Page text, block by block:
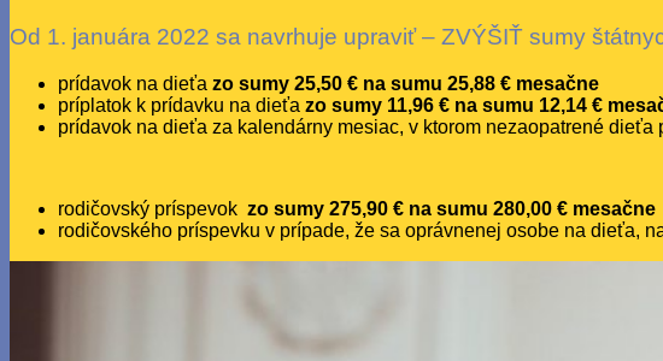
Od 1. januára 2022 sa navrhuje upraviť – ZVÝŠIŤ sumy
prídavok na dieťa zo sumy 25,50 € na sumu 25,88 € mesačne
príplatok k prídavku na dieťa zo sumy 11,96 € na sumu 12,14 €
prídavok na dieťa za kalendárny mesiac, v ktorom nezaopatrené
rodičovský príspevok zo sumy 275,90 € na sumu 280,00 € mesačne
rodičovského príspevku v prípade, že sa oprávnenej osobe na dieťa,